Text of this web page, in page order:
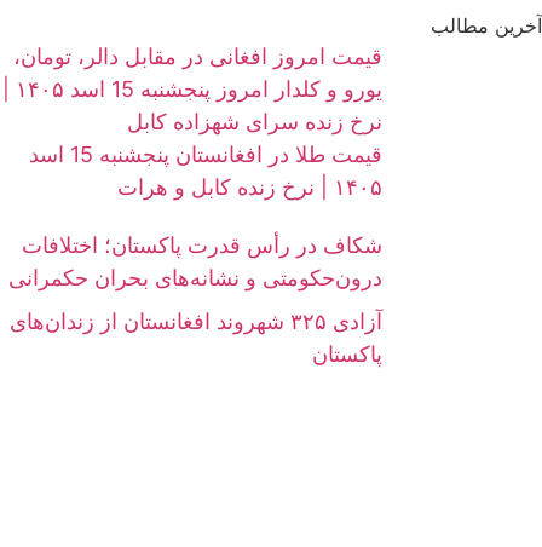
آخرین مطالب
قیمت امروز افغانی در مقابل دالر، تومان،
نرخ زنده سرای شهزاده کابل
قیمت طلا در افغانستان پنجشنبه 15 اسد
۱۴۰۵ | نرخ زنده کابل و هرات
شکاف در رأس قدرت پاکستان؛ اختلافات
درون‌حکومتی و نشانه‌های بحران حکمرانی
آزادی ۳۲۵ شهروند افغانستان از زندان‌های
پاکستان